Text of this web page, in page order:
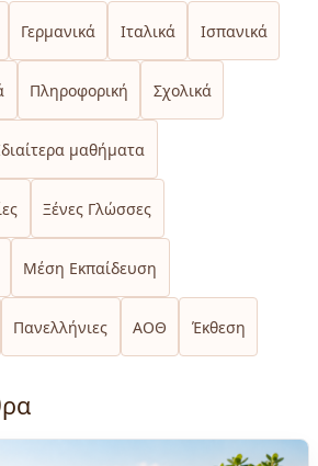
Γερμανικά Ιταλικά Ισπανικά
Πληροφορική Σχολικά
μαθήματα
Ξένες Γλώσσες
Μέση Εκπαίδευση
Πανελλήνιες ΑΟΘ Έκθεση